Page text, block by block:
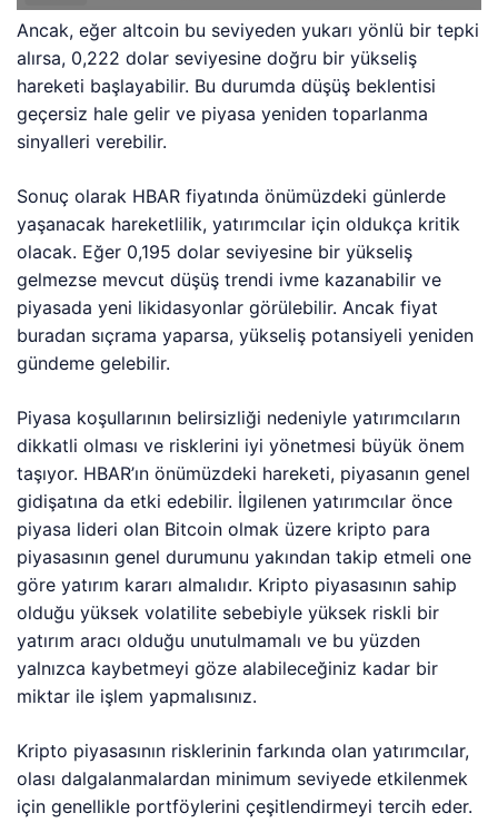
Ancak, eğer altcoin bu seviyeden yukarı yönlü bir tepki
alırsa, 0,222 dolar seviyesine doğru bir yükseliş
hareketi başlayabilir. Bu durumda düşüş beklentisi
geçersiz hale gelir ve piyasa yeniden toparlanma
sinyalleri verebilir.
Sonuç olarak HBAR fiyatında önümüzdeki günlerde
yaşanacak hareketlilik, yatırımcılar için oldukça kritik
olacak. Eğer 0,195 dolar seviyesine bir yükseliş
gelmezse mevcut düşüş trendi ivme kazanabilir ve
piyasada yeni likidasyonlar görülebilir. Ancak fiyat
buradan sıçrama yaparsa, yükseliş potansiyeli yeniden
gündeme gelebilir.
Piyasa koşullarının belirsizliği nedeniyle yatırımcıların
dikkatli olması ve risklerini iyi yönetmesi büyük önem
taşıyor. HBAR’ın önümüzdeki hareketi, piyasanın genel
gidişatına da etki edebilir. İlgilenen yatırımcılar önce
piyasa lideri olan Bitcoin olmak üzere kripto para
piyasasının genel durumunu yakından takip etmeli one
göre yatırım kararı almalıdır. Kripto piyasasının sahip
olduğu yüksek volatilite sebebiyle yüksek riskli bir
yatırım aracı olduğu unutulmamalı ve bu yüzden
yalnızca kaybetmeyi göze alabileceğiniz kadar bir
miktar ile işlem yapmalısınız.
Kripto piyasasının risklerinin farkında olan yatırımcılar,
olası dalgalanmalardan minimum seviyede etkilenmek
için genellikle portföylerini çeşitlendirmeyi tercih eder.